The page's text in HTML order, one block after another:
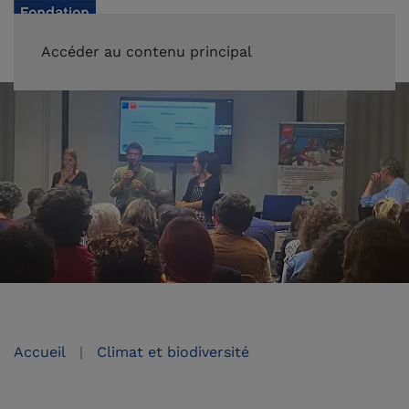
Accéder au contenu principal
Accueil Climat et biodiversité